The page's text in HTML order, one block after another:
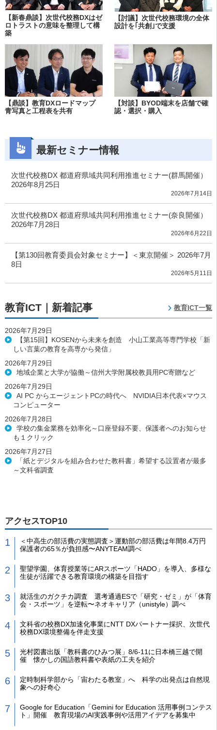
【新春鼎談】次世代校務DXはゼ
ロトラストの意味を整理して構
築
【討議】次世代校務環境の全体
設計を｢共創｣で支援
【鼎談】教育DXロードマップ
青写真と工程表を共有
【対談】BYOD端末を店舗で確
認・選択・購入
最新セミナー情報
次世代校務DX 都道府県域共同利用推進セミナー(群馬開催）
2026年8月25日
2026年7月14日
次世代校務DX 都道府県域共同利用推進セミナー(奈良開催）
2026年7月28日
2026年6月22日
【第130回教育委員会対象セミナー】＜東京開催＞ 2026年7月
8日
2026年5月11日
教育ICT｜新着記事 教育ICT一覧
2026年7月29日
【第15回】KOSENから未来を創造 小山工業高等専門学校「新
しい言葉の教育を高専から発信」
2026年7月29日
地域企業と大学が協働～信州大学附属校教員用PC寄贈など
2026年7月29日
AI PC からエージェントPCの時代へ NVIDIA日本代表×マウス
コンピューター
2026年7月28日
学校の集金業務を効率化～口座登録不要、保護者へのお知らせ
も１クリック
2026年7月27日
「紙とデジタルを組み合わせた教科書」希望する設置者が最多
～文科省調査
アクセスTOP10
＜中高生の部活費の実態調査＞運動部の部活費は年間8.4万円
保護者の65％が負担感〜ANYTEAM調べ
聖望学園、体育授業等にARスポーツ「HADO」を導入、多様な
生徒が活躍できる教育環境の構築を目指す
就活生のガクチカ調査 選考通過ESで「研究・ゼミ」が「体育
会・スポーツ」を逆転〜ネオキャリア（unistyle）調べ
文科省の校務DX加速化事業にNTT DXパートナー採択、次世代
校務DX環境整備を伴走支援
光村図書出版「教科書のひみつ展」8/6-11に日本橋三越で開
催 懐かしの国語教科書や表紙の工夫を紹介
定時制科学部から「宙わたる教室」へ 科学の出発点は自然現
象への好奇心
Google for Education「Gemini for Education 活用事例コンテス
ト」開催 教育現場のAI実践事例や活用アイデアを募集中